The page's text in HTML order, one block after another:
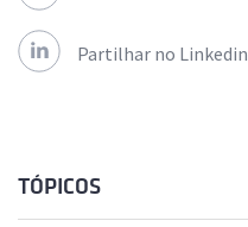
Partilhar no Linkedin
TÓPICOS